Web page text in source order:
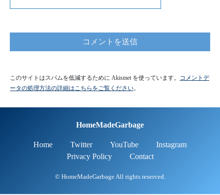
このサイトはスパムを低減するために Akismet を使っています。
コメントデ
ータの処理方法の詳細はこちらをご覧ください。
HomeMadeGarbage
Home Twitter YouTube
Instagram
Privacy Policy
Contact
© HomeMadeGarbage All rights reserved.